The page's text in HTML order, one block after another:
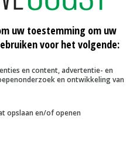
te stoppen. Het was
bij te zoeken. Dagen
de goede
uw toestemming om uw
voor het volgende:
en content, advertentie- en
en ontwikkeling van
opslaan en/of openen